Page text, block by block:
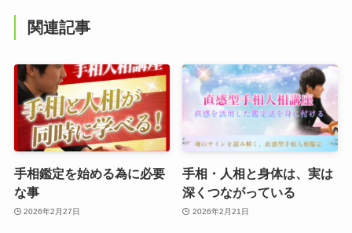
関連記事
手相鑑定を始める為に必要
な事
2026年2月27日
手相・人相と身体は、実は
深くつながっている
2026年2月21日